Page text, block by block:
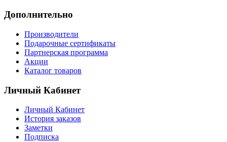
Дополнительно
Производители
Подарочные сертификаты
Партнерская программа
Акции
Каталог товаров
Личный Кабинет
Личный Кабинет
История заказов
Заметки
Подписка